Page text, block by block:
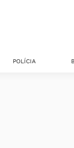
POLÍCIA